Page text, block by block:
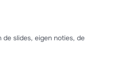
slides, eigen noties, de